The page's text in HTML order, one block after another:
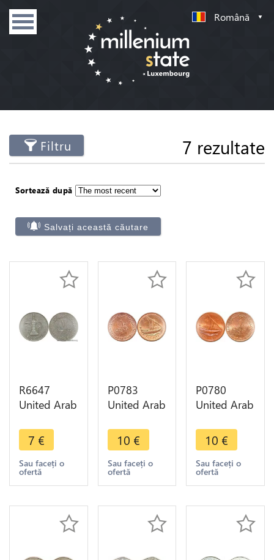
Română
Filtru 7 rezultate
Sortează după
Salvați această căutare
R6647
United Arab
Dirham
Zayed bin
Sultan Al
Nahyan AH
>Offer
7 €
Sau faceți o
ofertă
P0783
United Arab
Fils Zayed
Khalifa
1422 2001
UNC -
offer
10 €
Sau faceți o
ofertă
P0780
United Arab
Fils Zayed
Khalifa
1422 2001
UNC -
offer
10 €
Sau faceți o
ofertă